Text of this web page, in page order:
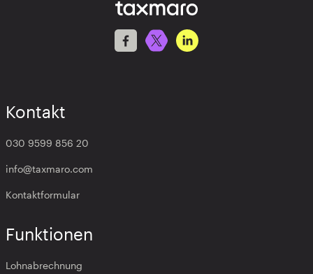
Kontakt
030 9599 856 20
info@taxmaro.com
Kontaktformular
Funktionen
Lohnabrechnung